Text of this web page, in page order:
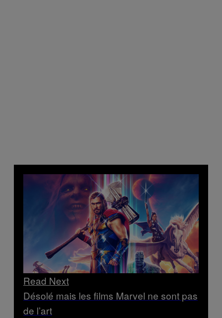
Read Next
Désolé mais les films Marvel ne sont pas
de l’art